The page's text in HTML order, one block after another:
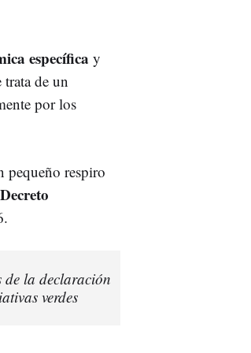
específica y
de un
por los
respiro
de la declaración
verdes